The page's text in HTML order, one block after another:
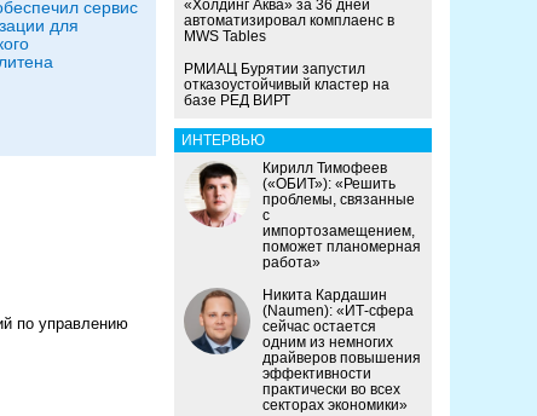
сервис
для
по управлению
«Холдинг Аква» за 36 дней
автоматизировал комплаенс в
MWS Tables
РМИАЦ Бурятии запустил
отказоустойчивый кластер на
базе РЕД ВИРТ
ИНТЕРВЬЮ
Кирилл Тимофеев
(«ОБИТ»): «Решить
проблемы, связанные
с
импортозамещением,
поможет планомерная
работа»
Никита Кардашин
(Naumen): «ИТ-сфера
сейчас остается
одним из немногих
драйверов повышения
эффективности
практически во всех
секторах экономики»